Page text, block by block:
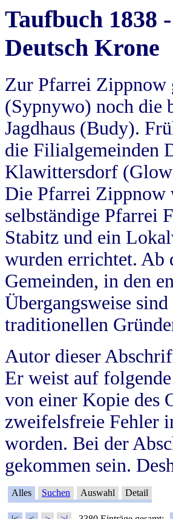
Taufbuch 1838
Deutsch Krone
Zur Pfarrei Zippnow
(Sypnywo) noch die
Jagdhaus (Budy).
die Filialgemeinden
Klawittersdorf
Die Pfarrei Zippnow
selbständige Pfarrei
Stabitz und ein
wurden errichtet. Ab
Gemeinden, in den
Übergangsweise
traditionellen
Autor dieser
Er weist auf
von einer Kopie des
zweifelsfreie Fehler
worden. Bei der
gekommen sein.
Alles Suchen Auswahl Detail